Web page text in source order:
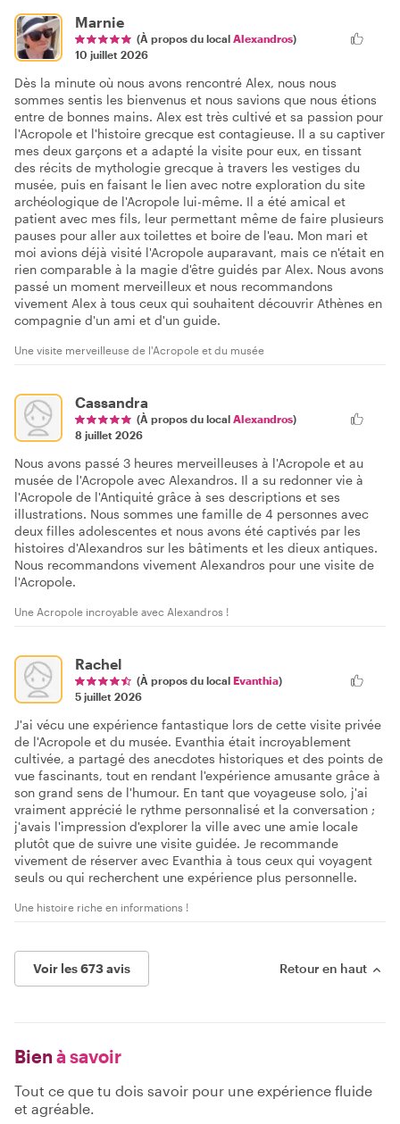
Marnie
(À propos du local Alexandros)
10 juillet 2026
Dès la minute où nous avons rencontré Alex, nous nous
sommes sentis les bienvenus et nous savions que nous étions
entre de bonnes mains. Alex est très cultivé et sa passion pour
l'Acropole et l'histoire grecque est contagieuse. Il a su captiver
mes deux garçons et a adapté la visite pour eux, en tissant
des récits de mythologie grecque à travers les vestiges du
musée, puis en faisant le lien avec notre exploration du site
archéologique de l'Acropole lui-même. Il a été amical et
patient avec mes fils, leur permettant même de faire plusieurs
pauses pour aller aux toilettes et boire de l'eau. Mon mari et
moi avions déjà visité l'Acropole auparavant, mais ce n'était en
rien comparable à la magie d'être guidés par Alex. Nous avons
passé un moment merveilleux et nous recommandons
vivement Alex à tous ceux qui souhaitent découvrir Athènes en
compagnie d'un ami et d'un guide.
Une visite merveilleuse de l'Acropole et du musée
Cassandra
(À propos du local Alexandros)
8 juillet 2026
Nous avons passé 3 heures merveilleuses à l'Acropole et au
musée de l'Acropole avec Alexandros. Il a su redonner vie à
l'Acropole de l'Antiquité grâce à ses descriptions et ses
illustrations. Nous sommes une famille de 4 personnes avec
deux filles adolescentes et nous avons été captivés par les
histoires d'Alexandros sur les bâtiments et les dieux antiques.
Nous recommandons vivement Alexandros pour une visite de
l'Acropole.
Une Acropole incroyable avec Alexandros !
Rachel
(À propos du local Evanthia)
5 juillet 2026
J'ai vécu une expérience fantastique lors de cette visite privée
de l'Acropole et du musée. Evanthia était incroyablement
cultivée, a partagé des anecdotes historiques et des points de
vue fascinants, tout en rendant l'expérience amusante grâce à
son grand sens de l'humour. En tant que voyageuse solo, j'ai
vraiment apprécié le rythme personnalisé et la conversation ;
j'avais l'impression d'explorer la ville avec une amie locale
plutôt que de suivre une visite guidée. Je recommande
vivement de réserver avec Evanthia à tous ceux qui voyagent
seuls ou qui recherchent une expérience plus personnelle.
Une histoire riche en informations !
Voir les 673 avis Retour en haut
Bien à savoir
Tout ce que tu dois savoir pour une expérience fluide
et agréable.